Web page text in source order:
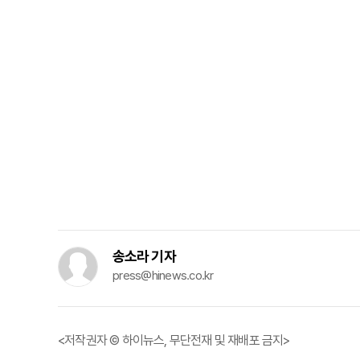
송소라 기자
press@hinews.co.kr
<저작권자 © 하이뉴스, 무단전재 및 재배포 금지>